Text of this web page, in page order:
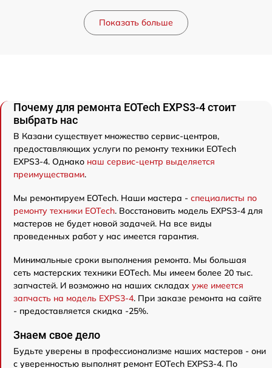
Показать больше
Почему для ремонта EOTech EXPS3-4 стоит
выбрать нас
В Казани существует множество сервис-центров,
предоставляющих услуги по ремонту техники EOTech
EXPS3-4. Однако наш сервис-центр выделяется
преимуществами.
Мы ремонтируем EOTech. Наши мастера - специалисты по
ремонту техники EOTech. Восстановить модель EXPS3-4 для
мастеров не будет новой задачей. На все виды
проведенных работ у нас имеется гарантия.
Минимальные сроки выполнения ремонта. Мы большая
сеть мастерских техники EOTech. Мы имеем более 20 тыс.
запчастей. И возможно на наших складах уже имеется
запчасть на модель EXPS3-4. При заказе ремонта на сайте
- предоставляется скидка -25%.
Знаем свое дело
Будьте уверены в профессионализме наших мастеров - они
с уверенностью выполнят ремонт EOTech EXPS3-4. По